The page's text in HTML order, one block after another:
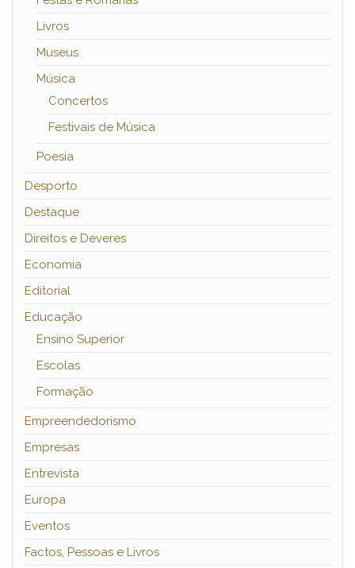
Livros
Museus
Música
Concertos
Festivais de Música
Poesia
Desporto
Destaque
Direitos e Deveres
Economia
Editorial
Educação
Ensino Superior
Escolas
Formação
Empreendedorismo
Empresas
Entrevista
Europa
Eventos
Factos, Pessoas e Livros